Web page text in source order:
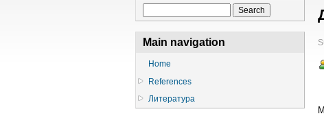
Main navigation
Home
References
Литература